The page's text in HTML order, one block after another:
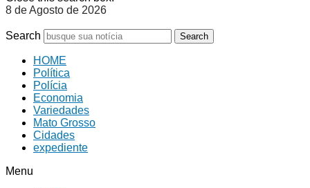
8 de Agosto de 2026
Search Search
HOME
Política
Polícia
Economia
Variedades
Mato Grosso
Cidades
expediente
Menu